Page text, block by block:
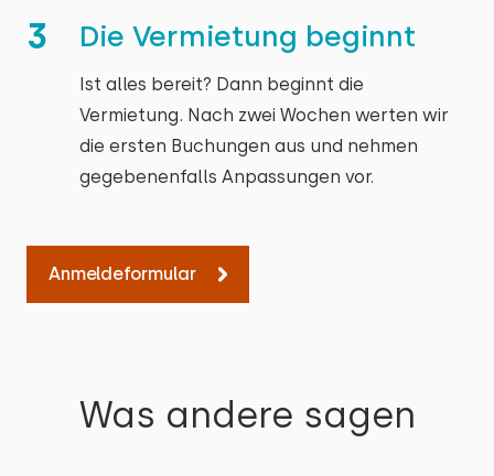
3 Die Vermietung beginnt
Ist alles bereit? Dann beginnt die
Vermietung. Nach zwei Wochen werten wir
die ersten Buchungen aus und nehmen
gegebenenfalls Anpassungen vor.
Anmeldeformular
Was andere sagen